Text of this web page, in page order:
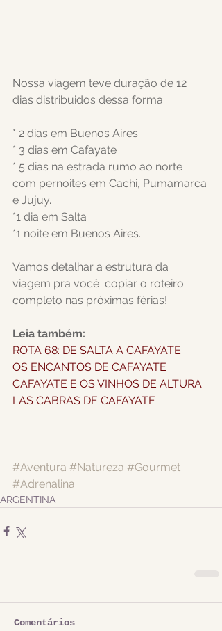
Nossa viagem teve duração de 12
dias distribuidos dessa forma:
* 2 dias em Buenos Aires
* 3 dias em Cafayate
* 5 dias na estrada rumo ao norte
com pernoites em Cachi, Pumamarca
e Jujuy.
*1 dia em Salta
*1 noite em Buenos Aires.
Vamos detalhar a estrutura da
viagem pra você  copiar o roteiro
completo nas próximas férias!
Leia também:
ROTA 68: DE SALTA A CAFAYATE
OS ENCANTOS DE CAFAYATE
CAFAYATE E OS VINHOS DE ALTURA
LAS CABRAS DE CAFAYATE
#Aventura #Natureza #Gourmet
#Adrenalina
ARGENTINA
Comentários